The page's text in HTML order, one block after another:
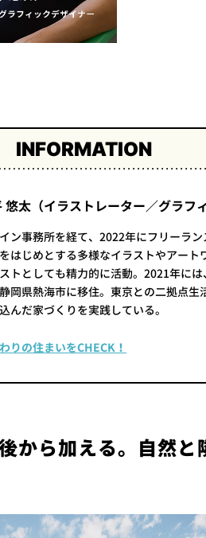
INFORMATION
悠太（イラストレーター／グラフ
ン事務所を経て、2022年にフリーラ
はじめとする多様なイラストやアート
トとしても精力的に活動。2021年に
岡県熱海市に移住。東京との二拠点生
んだ家づくりを実践している。
りの住まいをCHECK！
から加える。自然と